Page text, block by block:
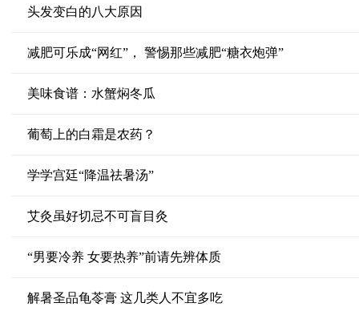
头发变白的八大原因
减肥可乐成“网红”， 警惕那些减肥“糖衣炮弹”
美味食谱：水蟹焖冬瓜
葡萄上的白霜是农药？
学学宫廷“降温祛暑汤”
艾灸虽好切忌不可盲目灸
“男要冷养 女要热养”前请先辨体质
解暑圣品龟苓膏 这几类人不宜多吃